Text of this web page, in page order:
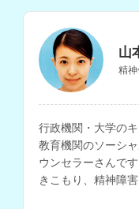
山
精
行政機関・大学の
教育機関のソーシ
ウンセラーさんで
きこもり、精神障